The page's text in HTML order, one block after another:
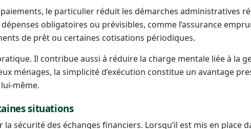
le particulier réduit les démarches administratives
obligatoires ou prévisibles, comme l’assurance
de prêt ou certaines cotisations périodiques.
Il contribue aussi à réduire la charge mentale liée à la
ménages, la simplicité d’exécution constitue un avantage
même.
situations
sécurité des échanges financiers. Lorsqu’il est mis en place